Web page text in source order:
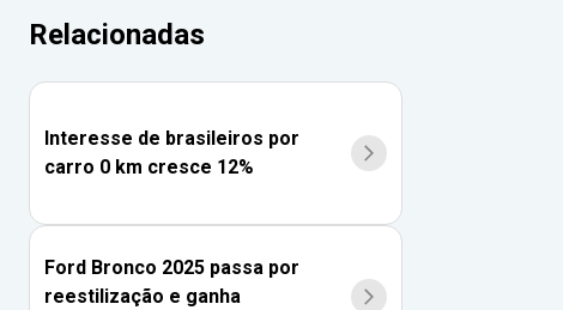
Relacionadas
Interesse de brasileiros por
carro 0 km cresce 12%
Ford Bronco 2025 passa por
reestilização e ganha